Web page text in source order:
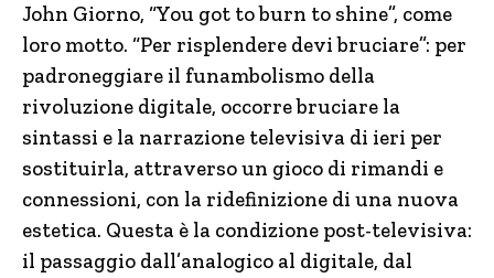
John Giorno, “You got to burn to shine”, come
loro motto. “Per risplendere devi bruciare”: per
padroneggiare il funambolismo della
rivoluzione digitale, occorre bruciare la
sintassi e la narrazione televisiva di ieri per
sostituirla, attraverso un gioco di rimandi e
connessioni, con la ridefinizione di una nuova
estetica. Questa è la condizione post-televisiva:
il passaggio dall’analogico al digitale, dal